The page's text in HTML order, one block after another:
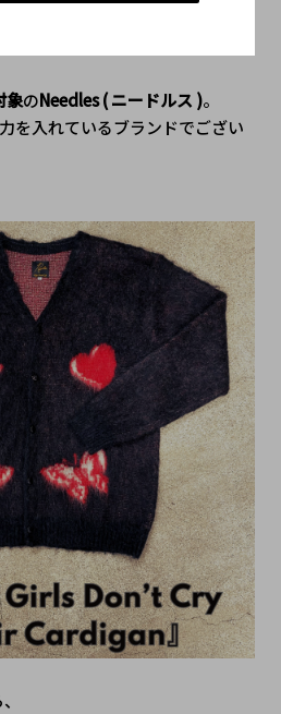
象のNeedles ( ニードルス )。
を入れているブランドでござい